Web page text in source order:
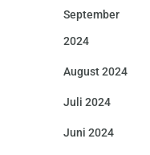
September
2024
August 2024
Juli 2024
Juni 2024